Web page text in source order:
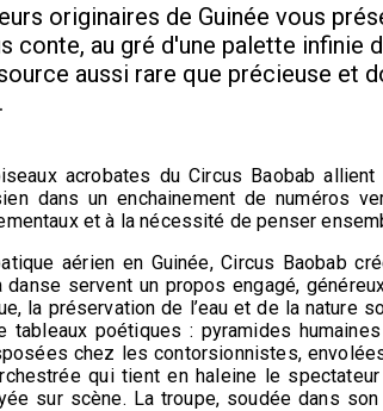
originaires de Guinée vous
conte, au gré d'une palette infinie
aussi rare que précieuse et
acrobates du Circus Baobab
dans un enchainement de numéros
et à la nécessité de penser
aérien en Guinée, Circus Baobab
servent un propos engagé,
la préservation de l’eau et de la nature
poétiques : pyramides
chez les contorsionnistes,
qui tient en haleine le
sur scène. La troupe, soudée dans